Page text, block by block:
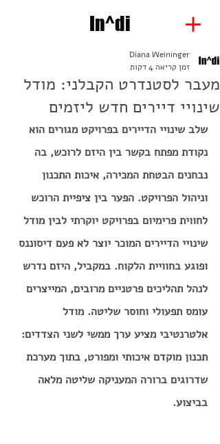
In^di
מעבר לסטנדרט הקבלני: מודל
שינויי דיירים חדש ליזמים
Diana Weininger
זמן קריאה 4 דקות
שלב שינויי הדיירים בפרויקט מגורים הוא
נקודת מפתח בקשר בין היזם לרוכש, בה
נבחנים הבטחת המכירה, איכות התכנון
וניהול הפרויקט. הפער בין ציפיית הרוכש
לחווית פרימיום בפרויקט יוקרתי לבין מודל
שינויי הדיירים המוכר יוצר לא פעם דיסוננס
ופוגע בחוויית הלקוח. במקביל, היזם נדרש
לנהל תהליכים פרטניים מרובים, המייצרים
עומס תפעולי וחוסר שליטה. מודל
אלטרנטיבי מציע ערך ממשי לשני הצדדים:
תכנון מוקדם איכותי ומפורט, בתוך מערכת
שדרוגים ברורה המעניקה שליטה מלאה
בביצוע.